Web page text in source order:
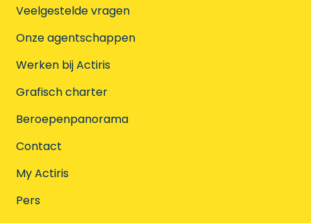
Veelgestelde vragen
Onze agentschappen
Werken bij Actiris
Grafisch charter
Beroepenpanorama
Contact
My Actiris
Pers